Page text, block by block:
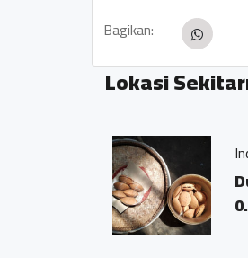
Bagikan:
Lokasi